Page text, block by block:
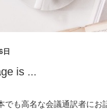
日
is ...
でも高名な会議通訳者にお